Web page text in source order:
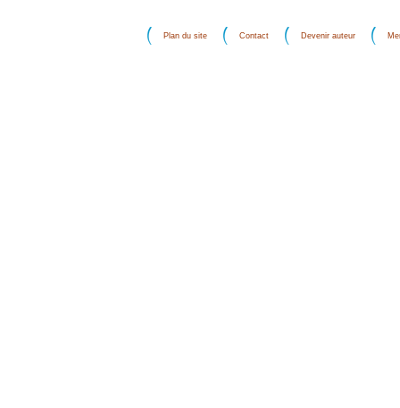
Plan du site Contact Devenir auteur